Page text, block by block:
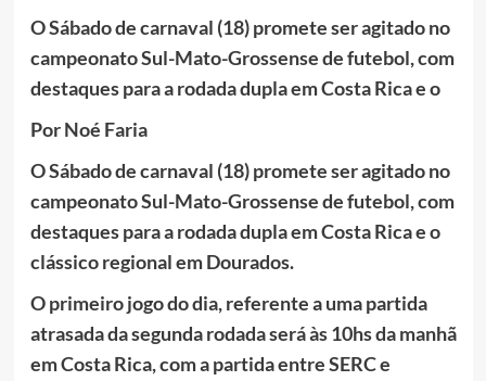
O Sábado de carnaval (18) promete ser agitado no
campeonato Sul-Mato-Grossense de futebol, com
destaques para a rodada dupla em Costa Rica e o
Por Noé Faria
O Sábado de carnaval (18) promete ser agitado no
campeonato Sul-Mato-Grossense de futebol, com
destaques para a rodada dupla em Costa Rica e o
clássico regional em Dourados.
O primeiro jogo do dia, referente a uma partida
atrasada da segunda rodada será às 10hs da manhã
em Costa Rica, com a partida entre SERC e